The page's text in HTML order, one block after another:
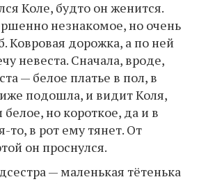
Коле, будто он женится.
незнакомое, но очень
Ковровая дорожка, а по ней
невеста. Сначала, вроде,
— белое платье в пол, в
подошла, и видит Коля,
белое, но короткое, да и в
то, в рот ему тянет. От
он проснулся.
— маленькая тётенька